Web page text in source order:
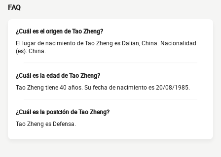
FAQ
¿Cuál es el origen de Tao Zheng?
El lugar de nacimiento de Tao Zheng es Dalian, China. Nacionalidad
(es): China.
¿Cuál es la edad de Tao Zheng?
Tao Zheng tiene 40 años. Su fecha de nacimiento es 20/08/1985.
¿Cuál es la posición de Tao Zheng?
Tao Zheng es Defensa.